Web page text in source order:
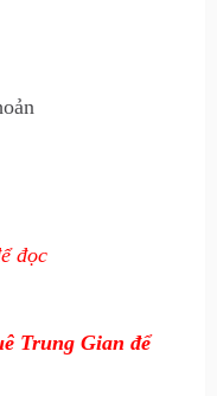
đọc
Trung Gian để